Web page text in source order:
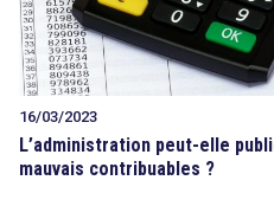
16/03/2023
L’administration peut-elle
mauvais contribuables ?